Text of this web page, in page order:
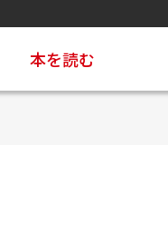
本を読む